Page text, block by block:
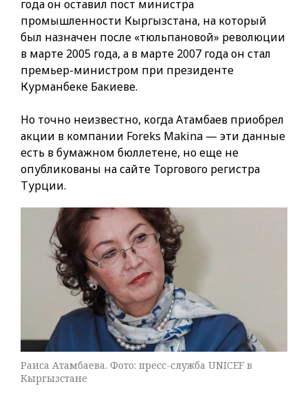
года он оставил пост министра
промышленности Кыргызстана, на который
был назначен после «тюльпановой» революции
в марте 2005 года, а в марте 2007 года он стал
премьер-министром при президенте
Курманбеке Бакиеве.
Но точно неизвестно, когда Атамбаев приобрел
акции в компании Foreks Makina — эти данные
есть в бумажном бюллетене, но еще не
опубликованы на сайте Торгового регистра
Турции.
Раиса Атамбаева. Фото: пресс-служба UNICEF в
Кыргызстане